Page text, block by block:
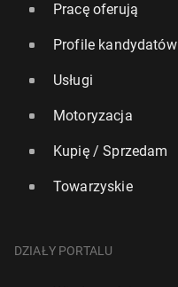
Pracę oferują
Profile kandydatów
Usługi
Motoryzacja
Kupię / Sprzedam
Towarzyskie
DZIAŁY PORTALU